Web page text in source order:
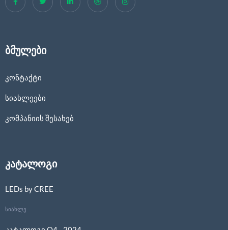
ბმულები
კონტაქტი
სიახლეები
კომპანიის შესახებ
კატალოგი
LEDs by CREE
სიახლე